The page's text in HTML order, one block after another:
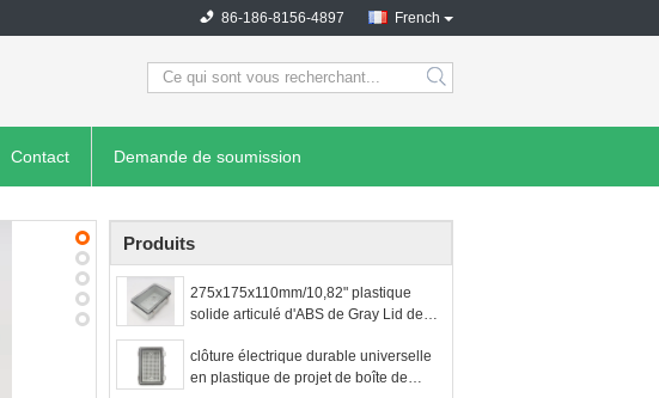
French
86-186-8156-4897
search
Contact Demande de soumission
Produits
275x175x110mm/10,82" plastique
solide articulé d'ABS de Gray Lid de
x6.89 " x4.33 »
clôture électrique durable universelle
en plastique de projet de boîte de